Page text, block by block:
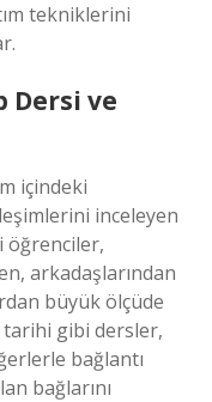
tekniklerini
Dersi ve
içindeki
inceleyen
öğrenciler,
arkadaşlarından
büyük ölçüde
gibi dersler,
bağlantı
bağlarını